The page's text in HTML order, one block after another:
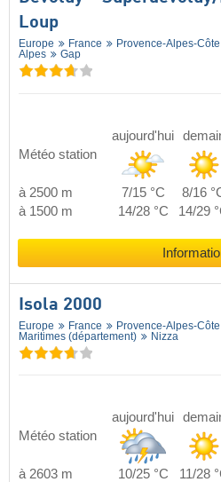
Loup
Europe France Provence-Alpes-Côte
Alpes
Gap
Météo station
aujourd'hui
à 2500 m 7/15 °C 8/16
à 1500 m
14/28 °C 14/29
Isola 2000
Europe France Provence-Alpes-Côte
Maritimes (département)
Nizza
Météo station
aujourd'hui
à 2603 m 10/25 °C 11/28